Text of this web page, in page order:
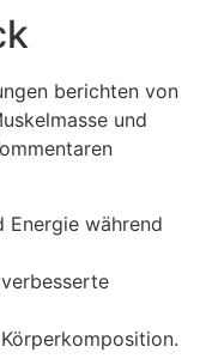
berichten von
und
Energie während